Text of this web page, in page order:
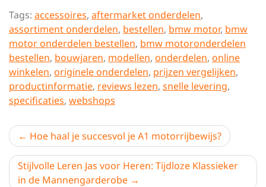
Tags: accessoires, aftermarket onderdelen,
assortiment onderdelen, bestellen, bmw motor, bmw
motor onderdelen bestellen, bmw motoronderdelen
bestellen, bouwjaren, modellen, onderdelen, online
winkelen, originele onderdelen, prijzen vergelijken,
productinformatie, reviews lezen, snelle levering,
specificaties, webshops
Berichtnavigatie
Hoe haal je succesvol je A1 motorrijbewijs?
Stijlvolle Leren Jas voor Heren: Tijdloze Klassieker
in de Mannengarderobe